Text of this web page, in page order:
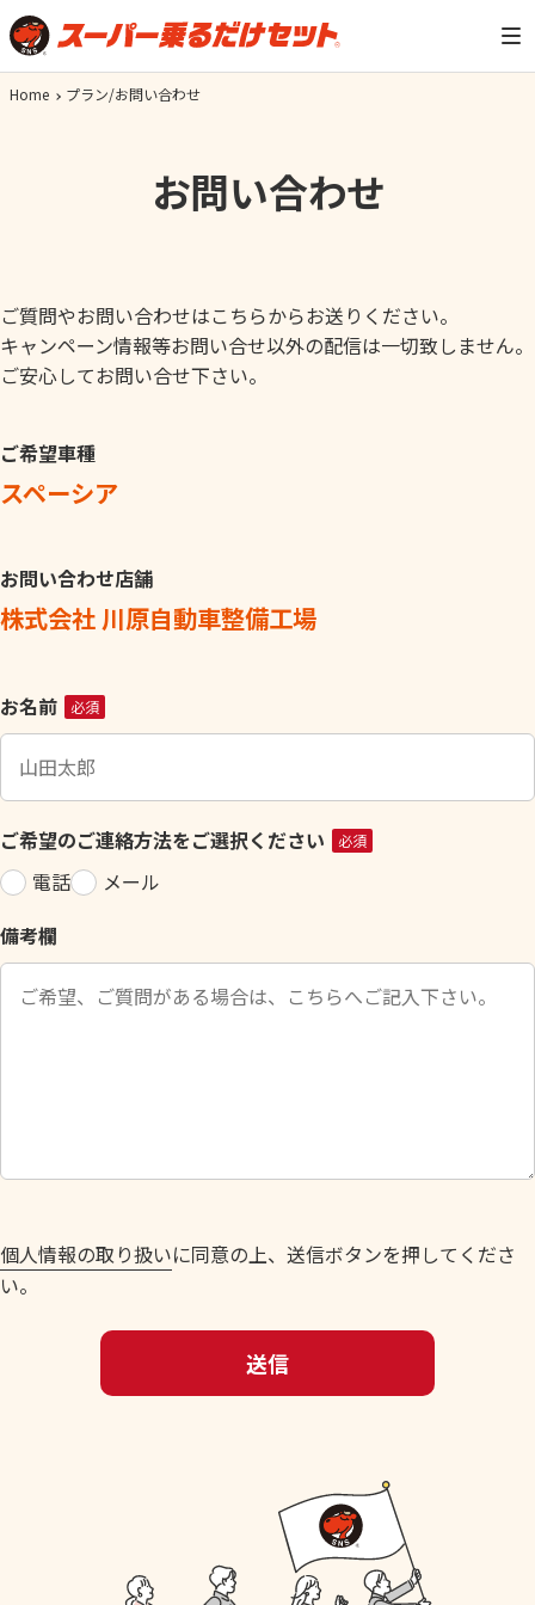
Home プラン/お問い合わせ
お問い合わせ
ご質問やお問い合わせはこちらからお送りください。
キャンペーン情報等お問い合せ以外の配信は一切致しません。
ご安心してお問い合せ下さい。
ご希望車種
スペーシア
お問い合わせ店舗
株式会社 川原自動車整備工場
こ
の
ィ
ー
ル
ド
空
の
だ
い
。
お名前 必須
ご希望のご連絡方法をご選択ください 必須
電話
メール
備考欄
個人情報の取り扱いに同意の上、送信ボタンを押してくださ
い。